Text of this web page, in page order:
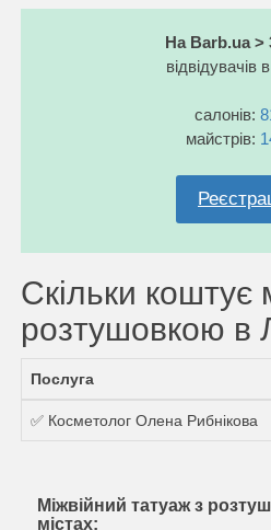
На Barb.ua >
відвідувачів
салонів:
майстрів:
Скільки коштує
розтушовкою в
Послуга
✅ Косметолог Олена Рибнікова
Міжвійний татуаж з
містах: